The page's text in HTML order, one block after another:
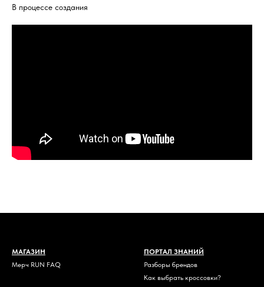
В процессе создания
МАГАЗИН
Мерч RUN FAQ
ПОРТАЛ ЗНАНИЙ
Разборы брендов
Как выбрать кроссовки?